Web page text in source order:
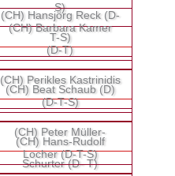
S)
(CH) Hansjörg Reck (D-
T-S)
(CH) Barbara Kamer
(D-T)
(CH) Beat Schaub (D)
(CH) Perikles Kastrinidis
(D-T-S)
(CH) Hans-Rudolf
Schurter (D- T)
(CH) Peter Müller-
Locher (D-T-S)